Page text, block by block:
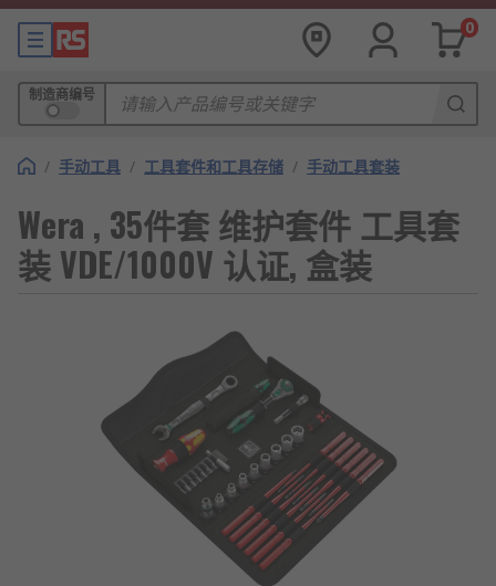
0
制造商编号
/ 手动工具 / 工具套件和工具存储 / 手动工具套装
Wera , 35件套 维护套件 工具套
装 VDE/1000V 认证, 盒装